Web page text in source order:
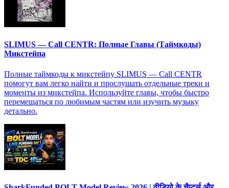
SLIMUS — Call CENTR: Полные Главы (Таймкоды)
Микстейпа
Полные таймкоды к микстейпу SLIMUS — Call CENTR
помогут вам легко найти и прослушать отдельные треки и
моменты из микстейпа. Используйте главы, чтобы быстро
перемещаться по любимым частям или изучить музыку
детально.